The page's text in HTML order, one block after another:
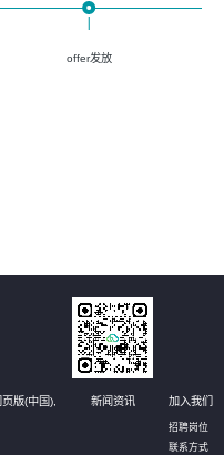
offer发放
版(中国), 新闻资讯 加入我们
招聘岗位
联系方式